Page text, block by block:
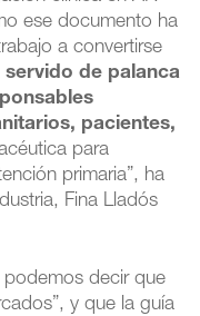
ese documento ha
a convertirse
de palanca
pacientes,
para
primaria”, ha
Fina Lladós
decir que
y que la guía